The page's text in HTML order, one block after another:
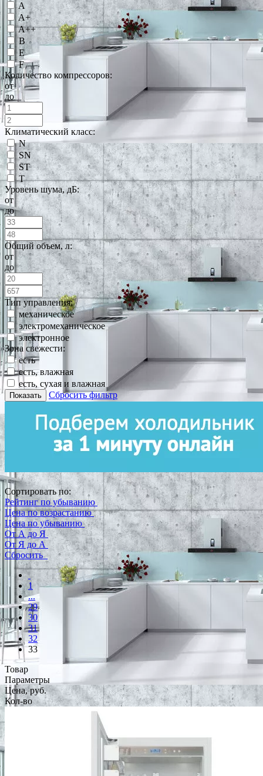
A
A+
A++
B
E
F
Количество компрессоров:
от
до
Климатический класс:
N
SN
ST
T
Уровень шума, дБ:
от
до
Общий объем, л:
от
до
Тип управления:
механическое
электромеханическое
электронное
Зона свежести:
есть
есть, влажная
есть, сухая и влажная
Показать Сбросить фильтр
Сортировать по:
Рейтинг по убыванию
Цена по возрастанию
Цена по убыванию
От А до Я
От Я до А
Сбросить
1
...
29
30
31
32
33
Товар
Параметры
Цена, руб.
Кол-во